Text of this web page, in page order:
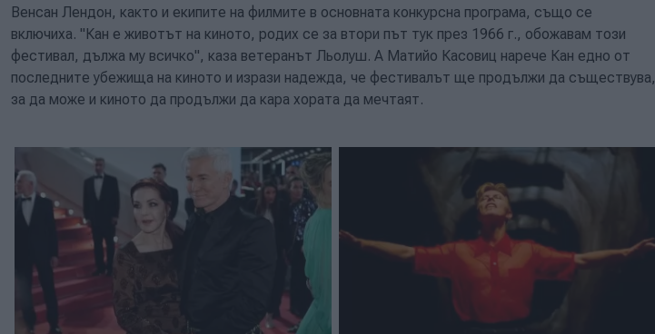
Венсан Лендон, както и екипите на филмите в основната конкурсна програма, също се
включиха. "Кан е животът на киното, родих се за втори път тук през 1966 г., обожавам този
фестивал, дължа му всичко", каза ветеранът Льолуш. А Матийо Касовиц нарече Кан едно от
последните убежища на киното и изрази надежда, че фестивалът ще продължи да съществува,
за да може и киното да продължи да кара хората да мечтаят.